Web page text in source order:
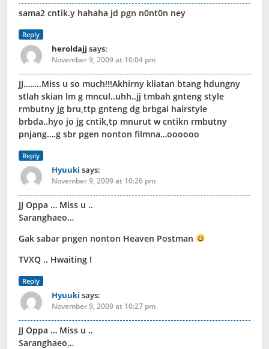
sama2 cntik.y hahaha jd pgn n0nt0n ney
Reply
heroldajj says:
November 9, 2009 at 10:04 pm
JJ……..Miss u so much!!!Akhirny kliatan btang hdungny
stlah skian lm g mncul..uhh..jj tmbah gnteng style
rmbutny jg bru,ttp gnteng dg brbgai hairstyle
brbda..hyo jo jg cntik,tp mnurut w cntikn rmbutny
pnjang….g sbr pgen nonton filmna…oooooo
Reply
Hyuuki says:
November 9, 2009 at 10:26 pm
JJ Oppa … Miss u ..
Saranghaeo…
Gak sabar pngen nonton Heaven Postman
TVXQ .. Hwaiting !
Reply
Hyuuki says:
November 9, 2009 at 10:27 pm
JJ Oppa … Miss u ..
Saranghaeo…